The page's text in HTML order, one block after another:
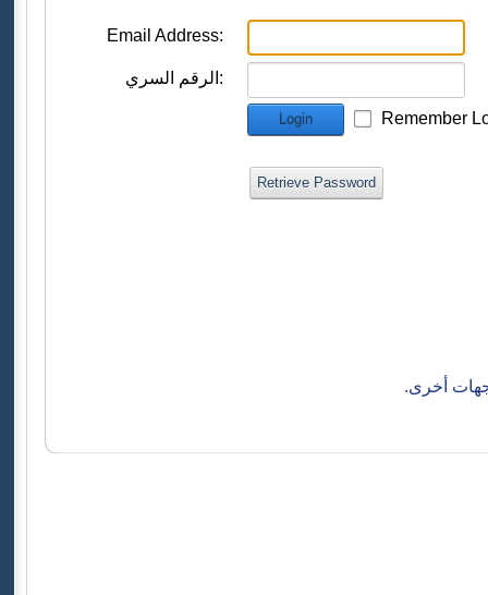
Email Address:
الرقم السري:
Login Remember
Retrieve Password
أخرى.